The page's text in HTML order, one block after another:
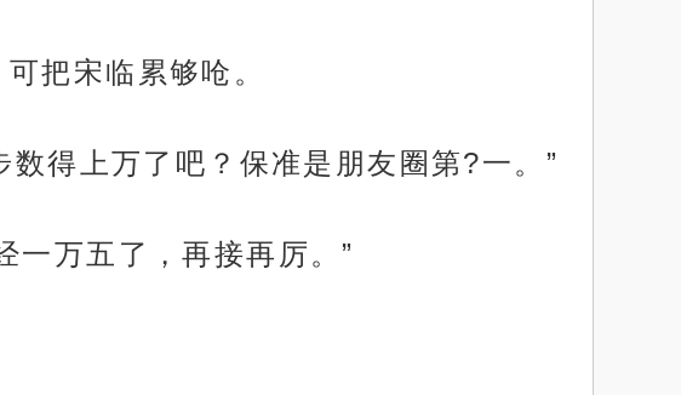
把宋临累够呛。
得上万了吧？保准是朋友圈第?一。”
一万五了，再接再厉。”